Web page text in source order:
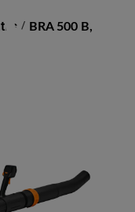
/ BRA 500 B,